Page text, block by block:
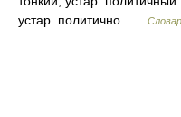
устар. политично …